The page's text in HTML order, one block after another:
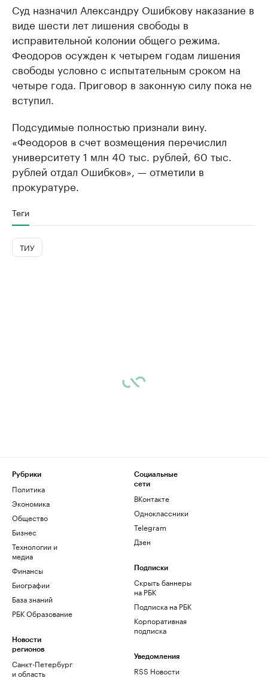
Суд назначил Александру Ошибкову наказание в
виде шести лет лишения свободы в
исправительной колонии общего режима.
Феодоров осужден к четырем годам лишения
свободы условно с испытательным сроком на
четыре года. Приговор в законную силу пока не
вступил.
Подсудимые полностью признали вину.
«Феодоров в счет возмещения перечислил
университету 1 млн 40 тыс. рублей, 60 тыс.
рублей отдал Ошибков», — отметили в
прокуратуре.
Теги
ТИУ
Рубрики
Политика
Экономика
Общество
Бизнес
Технологии и
медиа
Финансы
Биографии
База знаний
РБК Образование
Новости
регионов
Санкт-Петербург
и область
Социальные
сети
ВКонтакте
Одноклассники
Telegram
Дзен
Подписки
Скрыть баннеры
на РБК
Подписка на РБК
Корпоративная
подписка
Уведомления
RSS Новости